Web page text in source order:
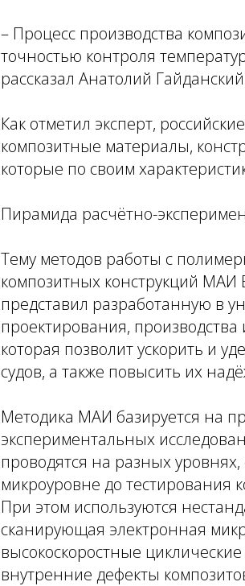
– Процесс производства
точностью контроля
рассказал Анатолий
Как отметил эксперт,
композитные материалы,
которые по своим
Пирамида расчётно-
Тему методов работы с
композитных конструкций МАИ
представил разработанную в
проектирования,
которая позволит ускорить и
судов, а также повысить их
Методика МАИ базируется на
экспериментальных
проводятся на разных
микроуровне до тестирования
При этом используются
сканирующая электронная
высокоскоростные
внутренние дефекты